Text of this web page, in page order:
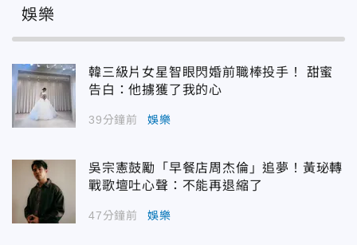
娛樂
韓三級片女星智眼閃婚前職棒投手！ 甜蜜
告白：他擄獲了我的心
39分鐘前 娛樂
吳宗憲鼓勵「早餐店周杰倫」追夢！黃珌轉
戰歌壇吐心聲：不能再退縮了
47分鐘前 娛樂